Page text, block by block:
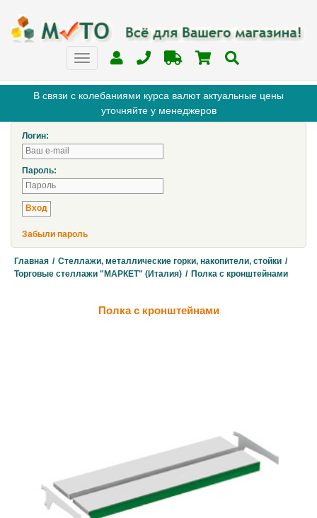
В связи с колебаниями курса валют актуальные цены
уточняйте у менеджеров
Логин:
Пароль:
Забыли пароль
Главная / Стеллажи, металлические горки, накопители, стойки /
Торговые стеллажи "МАРКЕТ" (Италия) / Полка с кронштейнами
Полка с кронштейнами